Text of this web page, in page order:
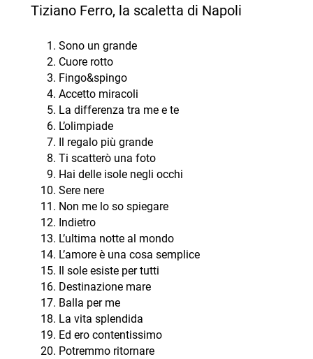
Tiziano Ferro, la scaletta di Napoli
Sono un grande
Cuore rotto
Fingo&spingo
Accetto miracoli
La differenza tra me e te
L’olimpiade
Il regalo più grande
Ti scatterò una foto
Hai delle isole negli occhi
Sere nere
Non me lo so spiegare
Indietro
L’ultima notte al mondo
L’amore è una cosa semplice
Il sole esiste per tutti
Destinazione mare
Balla per me
La vita splendida
Ed ero contentissimo
Potremmo ritornare